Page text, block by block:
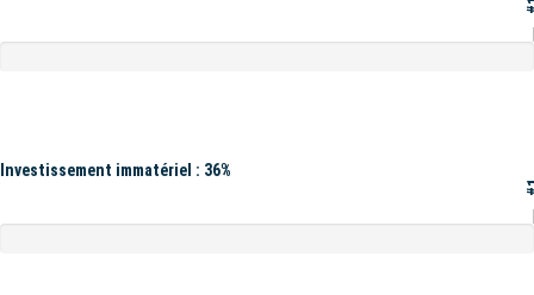
Investissement immatériel : 36%